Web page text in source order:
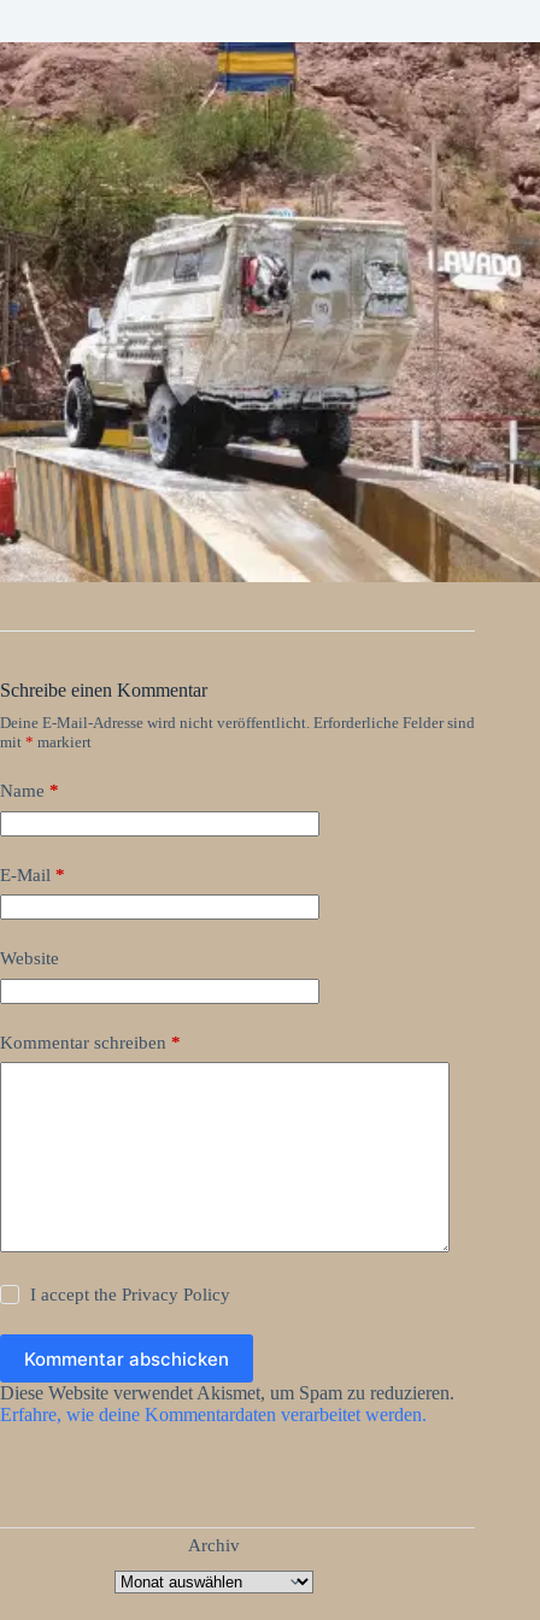
Schreibe einen Kommentar
Deine E-Mail-Adresse wird nicht veröffentlicht. Erforderliche Felder sind
mit * markiert
Name *
E-Mail *
Website
Kommentar schreiben *
I accept thePrivacy Policy
Kommentar abschicken
Diese Website verwendet Akismet, um Spam zu reduzieren.
Erfahre, wie deine Kommentardaten verarbeitet werden.
Archiv